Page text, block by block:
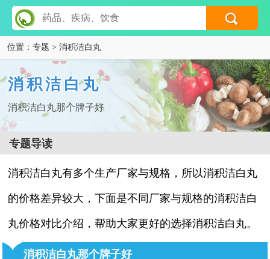
位置： 专题 > 消积洁白丸
消积洁白丸
消积洁白丸那个牌子好
专题导读
消积洁白丸有多个生产厂家与规格，所以消积洁白丸
的价格差异较大，下面是不同厂家与规格的消积洁白
丸价格对比介绍，帮助大家更好的选择消积洁白丸。
消积洁白丸那个牌子好